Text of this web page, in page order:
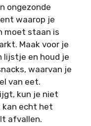
ongezonde
waarop je
moet staan is
Maak voor je
lijstje en houd je
waarvan je
van eet.
kun je niet
kan echt het
afvallen.